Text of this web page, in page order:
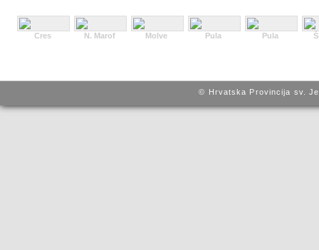
Cres N. Marof Molve Pula Pula
© Hrvatska Provincija sv.